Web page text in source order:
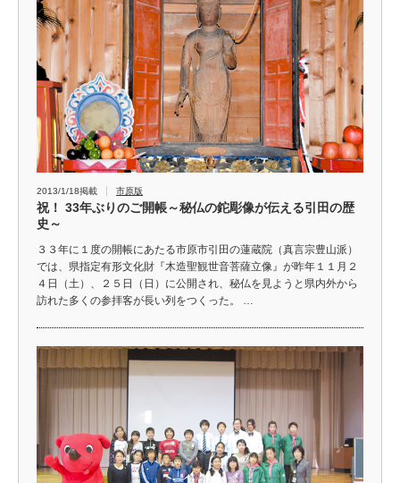
2013/1/18掲載 市原版
祝！ 33年ぶりのご開帳～秘仏の鉈彫像が伝える引田の歴
史～
３３年に１度の開帳にあたる市原市引田の蓮蔵院（真言宗豊山派）
では、県指定有形文化財『木造聖観世音菩薩立像』が昨年１１月２
４日（土）、２５日（日）に公開され、秘仏を見ようと県内外から
訪れた多くの参拝客が長い列をつくった。 …